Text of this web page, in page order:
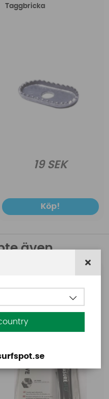
Taggbricka
19 SEK
Köp!
även
Aquasure FD